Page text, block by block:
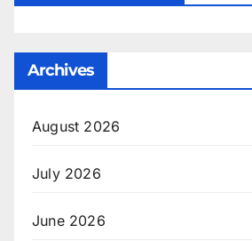
Archives
August 2026
July 2026
June 2026